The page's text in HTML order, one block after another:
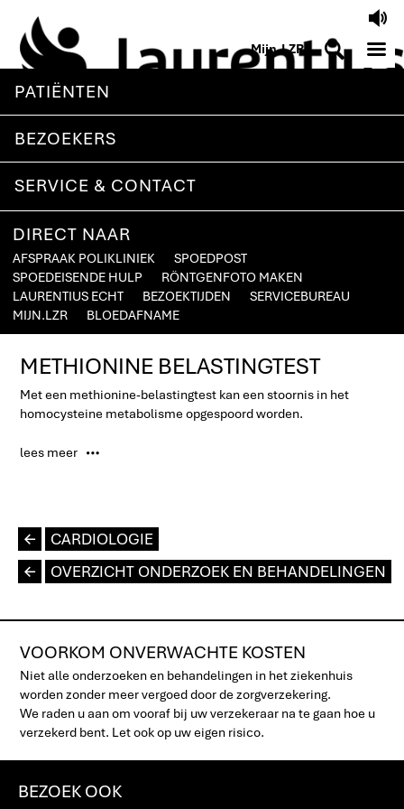
V
Mijn.LZR S M
PATIËNTEN
BEZOEKERS
SERVICE & CONTACT
DIRECT NAAR
AFSPRAAK POLIKLINIEK
SPOEDPOST
SPOEDEISENDE HULP
RÖNTGENFOTO MAKEN
LAURENTIUS ECHT
BEZOEKTIJDEN
SERVICEBUREAU
MIJN.LZR
BLOEDAFNAME
METHIONINE BELASTINGTEST
Met een methionine-belastingtest kan een stoornis in het
homocysteine metabolisme opgespoord worden.
lees meer P
L CARDIOLOGIE
L OVERZICHT ONDERZOEK EN BEHANDELINGEN
VOORKOM ONVERWACHTE KOSTEN
Niet alle onderzoeken en behandelingen in het ziekenhuis
worden zonder meer vergoed door de zorgverzekering.
We raden u aan om vooraf bij uw verzekeraar na te gaan hoe u
verzekerd bent. Let ook op uw eigen risico.
BEZOEK OOK